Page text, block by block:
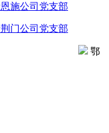
施公司党支部
门公司党支部
鄂